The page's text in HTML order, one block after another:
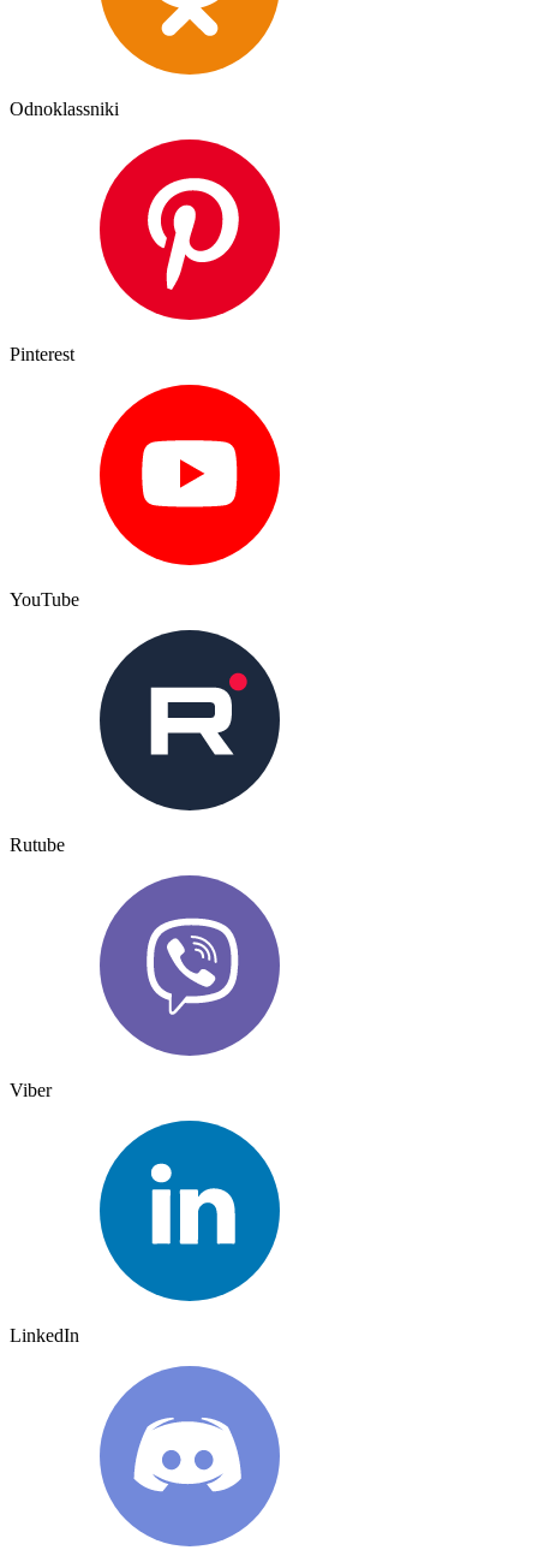
Odnoklassniki
Pinterest
YouTube
Rutube
Viber
LinkedIn